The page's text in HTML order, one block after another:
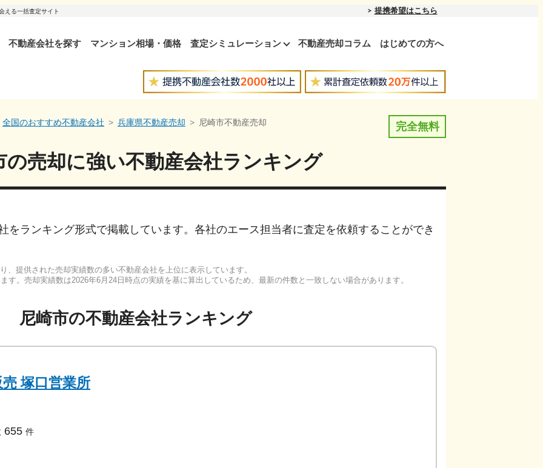
える一括査定サイト 提携希望はこちら
不動産会社を探す マンション相場・価格 査定シミュレーション 不動産売却コラム はじめての方へ
全国のおすすめ不動産会社 兵庫県不動産売却 尼崎市不動産売却 完全無料
の売却に強い不動産会社ランキング
をランキング形式で掲載しています。各社のエース担当者に査定を依頼することができ
、提供された売却実績数の多い不動産会社を上位に表示しています。
す。売却実績数は2026年6月24日 時点の実績を基に算出しているため、最新の件数と一致しない場合があります。
尼崎市の不動産会社ランキング
塚口営業所
655 件